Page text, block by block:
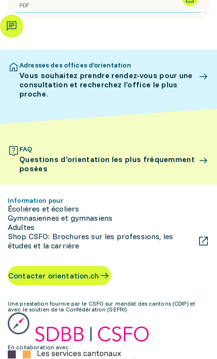
PDF
Adresses des offices d’orientation
Vous souhaitez prendre rendez-vous pour une
consultation et recherchez l’office le plus
proche.
FAQ
Questions d’orientation les plus fréquemment
posées
Information pour
Écolières et écoliers
Gymnasiennes et gymnasiens
Adultes
Shop CSFO: Brochures sur les professions, les
études et la carrière
Contacter orientation.ch
Une prestation fournie par le CSFO sur mandat des cantons (CDIP) et
avec le soutien de la Confédération (SEFRI)
En collaboration avec: